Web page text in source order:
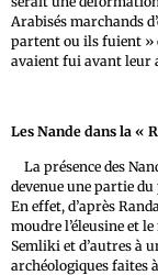
Arabisés marchands
partent ou ils fuient »
avaient fui avant leur
Les Nande dans la «
La présence des
devenue une partie
En effet, d’après
moudre l’éleusine et
Semliki et d’autres à
archéologiques faites